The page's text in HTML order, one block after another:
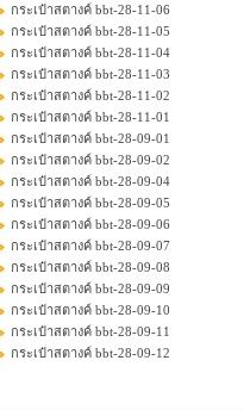
กระเป๋าสตางค์ bbt-28-11-06
กระเป๋าสตางค์ bbt-28-11-05
กระเป๋าสตางค์ bbt-28-11-04
กระเป๋าสตางค์ bbt-28-11-03
กระเป๋าสตางค์ bbt-28-11-02
กระเป๋าสตางค์ bbt-28-11-01
กระเป๋าสตางค์ bbt-28-09-01
กระเป๋าสตางค์ bbt-28-09-02
กระเป๋าสตางค์ bbt-28-09-04
กระเป๋าสตางค์ bbt-28-09-05
กระเป๋าสตางค์ bbt-28-09-06
กระเป๋าสตางค์ bbt-28-09-07
กระเป๋าสตางค์ bbt-28-09-08
กระเป๋าสตางค์ bbt-28-09-09
กระเป๋าสตางค์ bbt-28-09-10
กระเป๋าสตางค์ bbt-28-09-11
กระเป๋าสตางค์ bbt-28-09-12